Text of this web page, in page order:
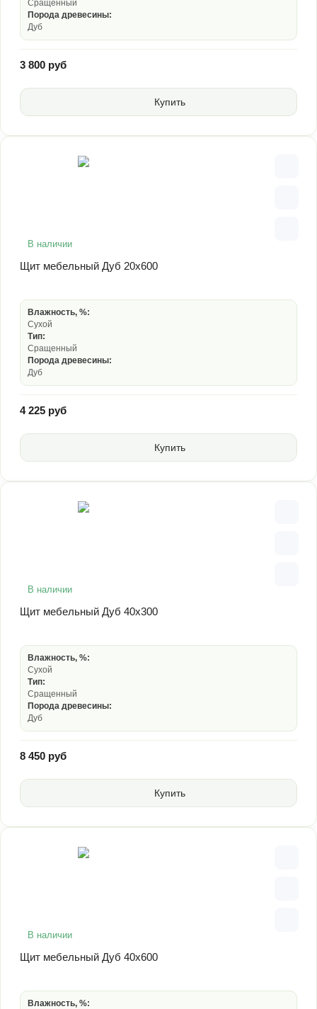
Сращенный
Порода древесины:
Дуб
3 800 руб
Купить
В наличии
Щит мебельный Дуб 20х600
Влажность, %:
Сухой
Тип:
Сращенный
Порода древесины:
Дуб
4 225 руб
Купить
В наличии
Щит мебельный Дуб 40х300
Влажность, %:
Сухой
Тип:
Сращенный
Порода древесины:
Дуб
8 450 руб
Купить
В наличии
Щит мебельный Дуб 40х600
Влажность, %: